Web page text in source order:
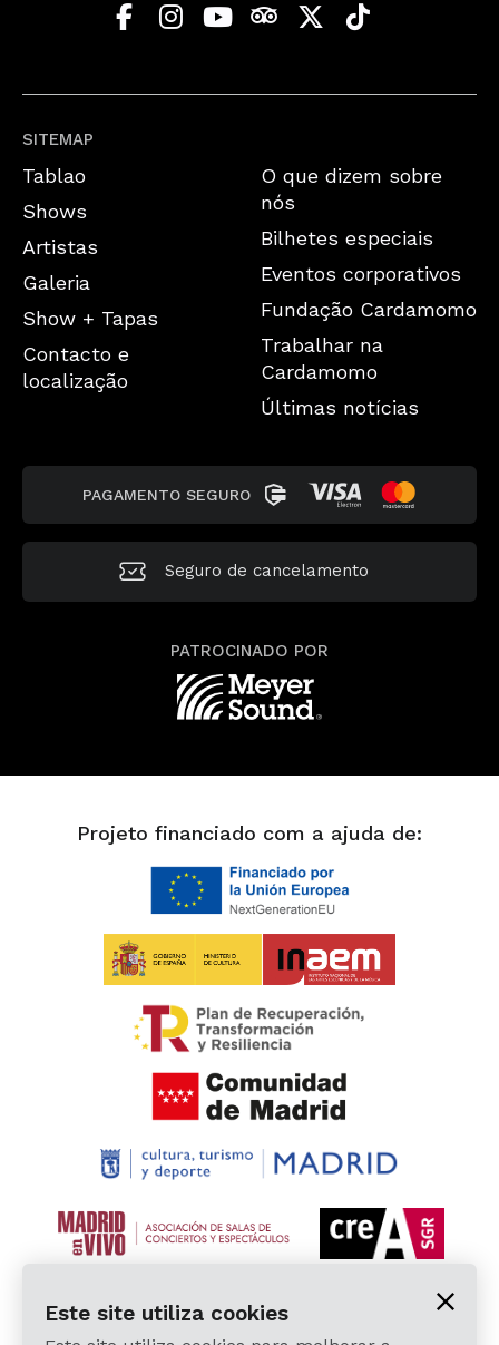
SITEMAP
Tablao
Shows
Artistas
Galeria
Show + Tapas
Contacto e
localização
O que dizem sobre
nós
Bilhetes especiais
Eventos corporativos
Fundação Cardamomo
Trabalhar na
Cardamomo
Últimas notícias
PAGAMENTO SEGURO
Seguro de cancelamento
PATROCINADO POR
Projeto financiado com a ajuda de:
Este site utiliza cookies